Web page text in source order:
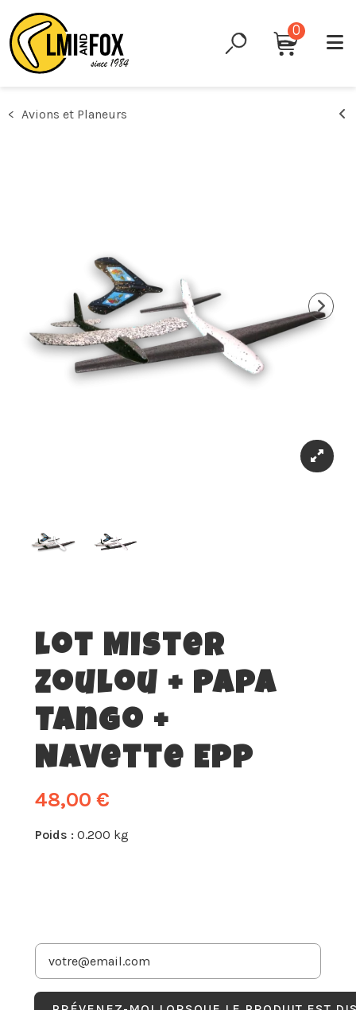
0
Avions et Planeurs
Lot Mister
Zoulou + Papa
Tango +
Navette Epp
48,00 €
Poids : 0.200 kg